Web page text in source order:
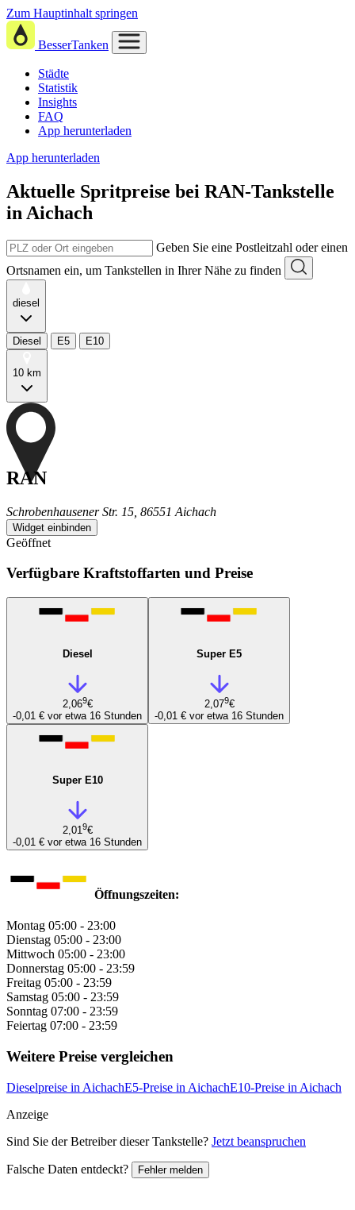
Zum Hauptinhalt springen
BesserTanken
Städte
Statistik
Insights
FAQ
App herunterladen
App herunterladen
Aktuelle Spritpreise bei RAN-Tankstelle
in Aichach
Geben Sie eine Postleitzahl oder einen
Ortsnamen ein, um Tankstellen in Ihrer Nähe zu finden
diesel
Diesel E5 E10
10 km
RAN
Schrobenhausener Str. 15, 86551 Aichach
Widget einbinden
Geöffnet
Verfügbare Kraftstoffarten und Preise
Diesel
2,069€
-0,01 € vor etwa 16 Stunden
Super E5
2,079€
-0,01 € vor etwa 16 Stunden
Super E10
2,01 9€
-0,01 € vor etwa 16 Stunden
Öffnungszeiten:
Montag 05:00 - 23:00
Dienstag 05:00 - 23:00
Mittwoch 05:00 - 23:00
Donnerstag 05:00 - 23:59
Freitag 05:00 - 23:59
Samstag 05:00 - 23:59
Sonntag 07:00 - 23:59
Feiertag 07:00 - 23:59
Weitere Preise vergleichen
Dieselpreise in AichachE5-Preise in AichachE10-Preise in Aichach
Anzeige
Sind Sie der Betreiber dieser Tankstelle? Jetzt beanspruchen
Falsche Daten entdeckt? Fehler melden